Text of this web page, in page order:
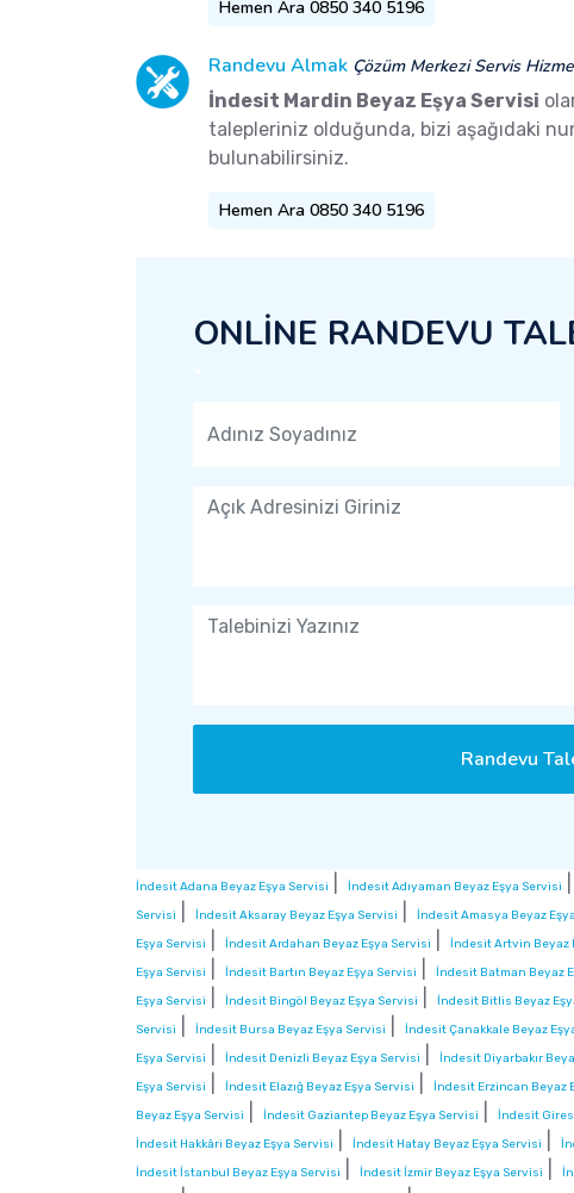
Hemen Ara 0850 340 5196
Randevu Almak Çözüm Merkezi Servis
İndesit Mardin Beyaz Eşya Servisi
talepleriniz olduğunda, bizi aşağıdaki
bulunabilirsiniz.
Hemen Ara 0850 340 5196
ONLİNE RANDEVU
Randevu
İndesit Adana Beyaz Eşya Servisi İndesit Adıyaman Beyaz Eşya Servisi
Servisi
İndesit Aksaray Beyaz Eşya Servisi İndesit Amasya Beyaz
Eşya Servisi
İndesit Ardahan Beyaz Eşya Servisi İndesit Artvin Beyaz
Eşya Servisi
İndesit Bartın Beyaz Eşya Servisi İndesit Batman Beyaz
Eşya Servisi
İndesit Bingöl Beyaz Eşya Servisi İndesit Bitlis Beyaz
Servisi
İndesit Bursa Beyaz Eşya Servisi İndesit Çanakkale Beyaz
Eşya Servisi
İndesit Denizli Beyaz Eşya Servisi İndesit Diyarbakır
Eşya Servisi
İndesit Elazığ Beyaz Eşya Servisi İndesit Erzincan Beyaz
Beyaz Eşya Servisi
İndesit Gaziantep Beyaz Eşya Servisi İndesit
İndesit Hakkâri Beyaz Eşya Servisi İndesit Hatay Beyaz Eşya Servisi
İndesit İstanbul Beyaz Eşya Servisi İndesit İzmir Beyaz Eşya Servisi